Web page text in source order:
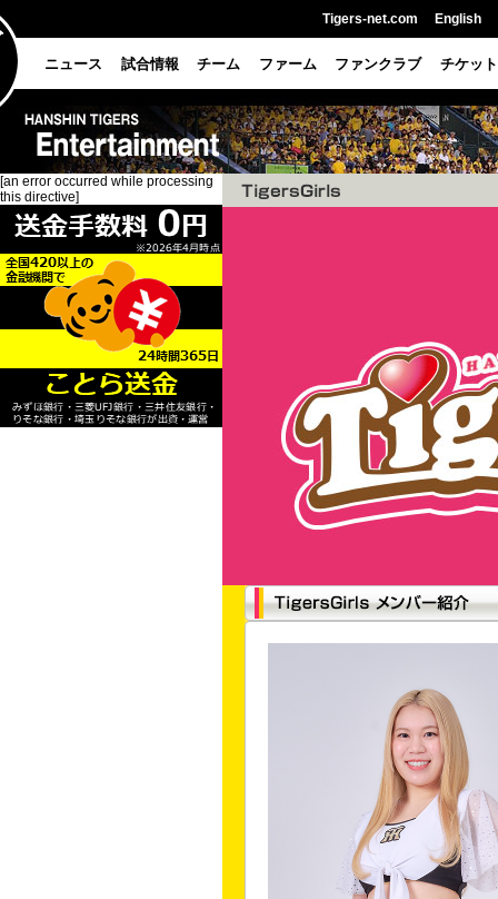
Tigers-net.com English
ニュース 試合情報 チーム ファーム ファンクラブ チケット
[an error occurred while processing
this directive]